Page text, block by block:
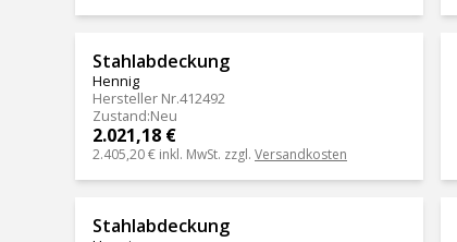
Stahlabdeckung
Hennig
Hersteller Nr.412492
Zustand:Neu
2.021,18 €
2.405,20 € inkl. MwSt. zzgl. Versandkosten
Stahlabdeckung